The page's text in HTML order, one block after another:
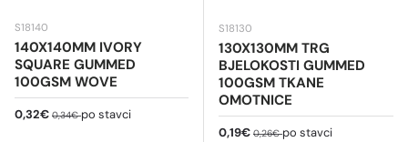
S18140
140X140MM IVORY
SQUARE GUMMED
100GSM WOVE
Cijena na sniženju
0,32€ Redovna cijena
0,34€po stavci
S18130
130X130MM TRG
BJELOKOSTI GUMMED
100GSM TKANE
OMOTNICE
Cijena na sniženju
0,19€ Redovna cijena
0,26€po stavci